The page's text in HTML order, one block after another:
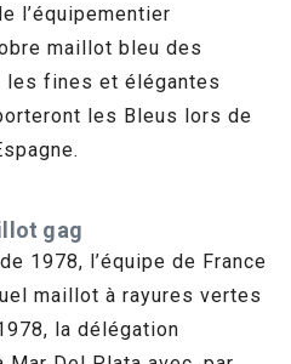
l’équipementier
maillot bleu des
les fines et élégantes
les Bleus lors de
gag
1978, l’équipe de France
maillot à rayures vertes
la délégation